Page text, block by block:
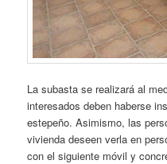
La subasta se realizará al
interesados deben haberse
estepeño. Asimismo, las
vivienda deseen verla en
con el siguiente móvil y